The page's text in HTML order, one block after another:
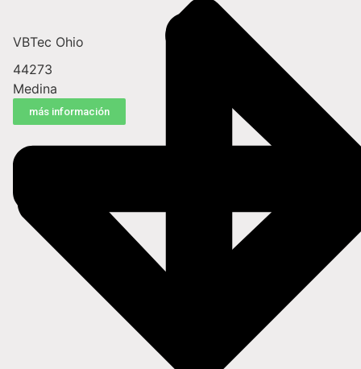
VBTec Ohio
44273
Medina
más información